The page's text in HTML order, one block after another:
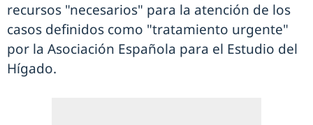
recursos "necesarios" para la atención de los
casos definidos como "tratamiento urgente"
por la Asociación Española para el Estudio del
Hígado.